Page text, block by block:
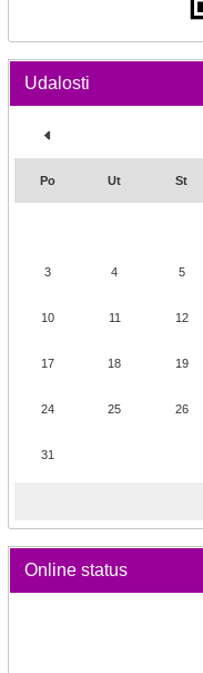
Udalosti
Po Ut St
3 4 5
10 11 12
17 18 19
24 25 26
31
Online status